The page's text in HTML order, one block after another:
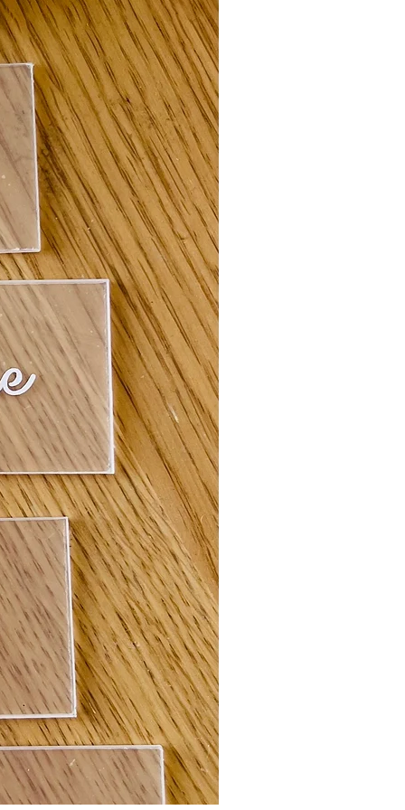
ce que l'on s’aime
des champs.
: 6,6 cm x 9,8 cm
sont vendus à l’unité. Vous pouvez
exact de sachets de graines dont
pas d’en rajouter un pour le
votre mariage.
rapide et soignée partout en
de graines, sélectionnez SANS
les sachets personnalisés vides et
les graines de votre choix.